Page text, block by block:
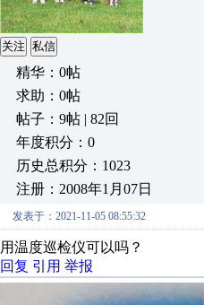
关注 私信
精华：0帖
求助：0帖
帖子：9帖 | 82回
年度积分：0
历史总积分：1023
注册：2008年1月07日
发表于：2021-11-05 08:55:32
用温度巡检仪可以吗？
回复 引用 举报